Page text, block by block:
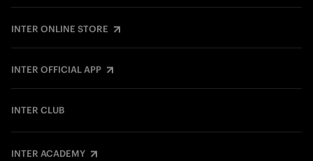
INTER ONLINE STORE
INTER OFFICIAL APP
INTER CLUB
INTER ACADEMY